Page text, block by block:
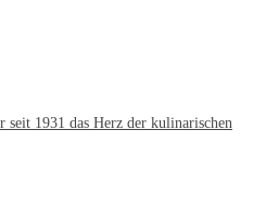
1931 das Herz der kulinarischen